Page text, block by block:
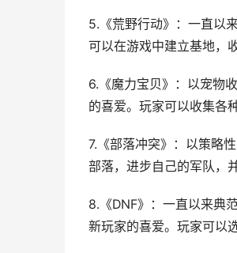
5.《荒野行动》：一直以
可以在游戏中建立基地，
6.《魔力宝贝》：以宠物
的喜爱。玩家可以收集各
7.《部落冲突》：以策略
部落，进步自己的军队，
8.《DNF》：一直以来典
新玩家的喜爱。玩家可以